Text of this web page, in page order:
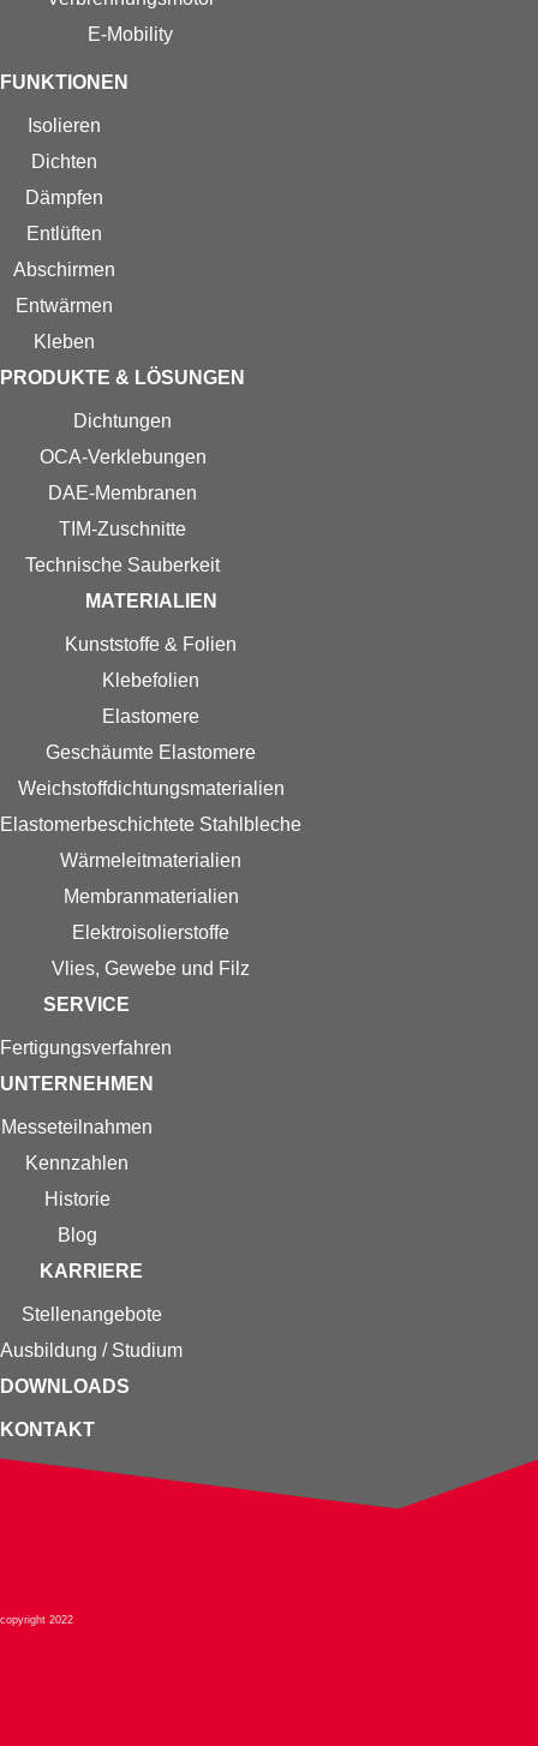
E-Mobility
FUNKTIONEN
Isolieren
Dichten
Dämpfen
Entlüften
Abschirmen
Entwärmen
Kleben
PRODUKTE & LÖSUNGEN
Dichtungen
OCA-Verklebungen
DAE-Membranen
TIM-Zuschnitte
Technische Sauberkeit
MATERIALIEN
Kunststoffe & Folien
Klebefolien
Elastomere
Geschäumte Elastomere
Weichstoff­dichtungs­materialien
Elastomer­beschichtete Stahlbleche
Wärmeleitmaterialien
Membranmaterialien
Elektroisolierstoffe
Vlies, Gewebe und Filz
SERVICE
Fertigungs­verfahren
UNTERNEHMEN
Messe­teilnahmen
Kennzahlen
Historie
Blog
KARRIERE
Stellenangebote
Ausbildung / Studium
DOWNLOADS
KONTAKT
copyright 2022